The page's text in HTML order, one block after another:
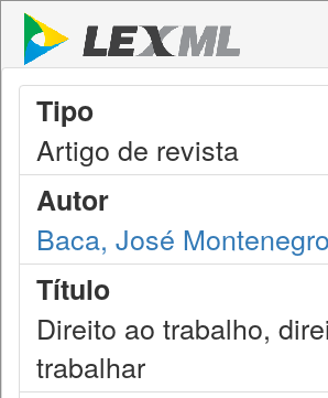
Tipo
Artigo de revista
Autor
Baca, José Montenegro
Título
Direito ao trabalho,
trabalhar